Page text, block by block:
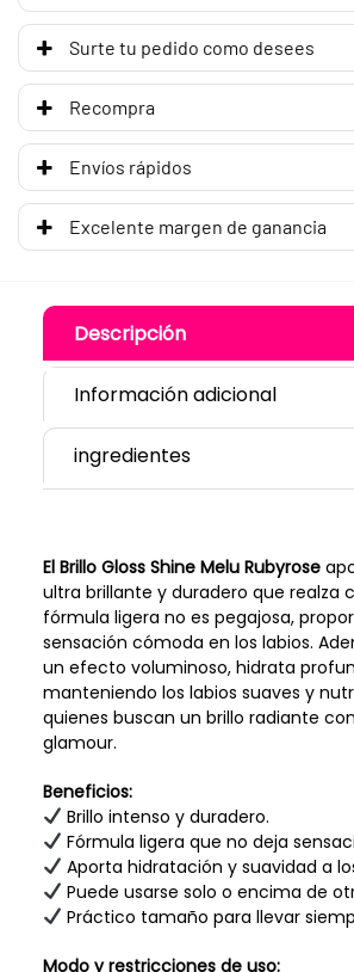
Surte tu pedido como desees
Recompra
Envíos rápidos
Excelente margen de ganancia
Descripción
Información adicional
ingredientes
El Brillo Gloss Shine Melu Rubyrose
ultra brillante y duradero que realza
fórmula ligera no es pegajosa,
sensación cómoda en los labios.
un efecto voluminoso, hidrata
manteniendo los labios suaves y
quienes buscan un brillo radiante
glamour.
Beneficios:
Brillo intenso y duradero.
Fórmula ligera que no deja
Aporta hidratación y suavidad a
Puede usarse solo o encima de
Práctico tamaño para llevar
Modo y restricciones de uso: